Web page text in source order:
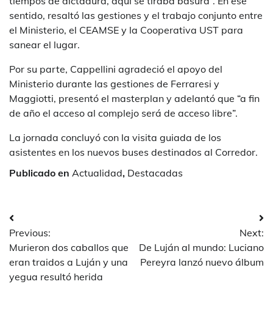
sentido, resaltó las gestiones y el trabajo conjunto entre
el Ministerio, el CEAMSE y la Cooperativa UST para
sanear el lugar.
Por su parte, Cappellini agradeció el apoyo del
Ministerio durante las gestiones de Ferraresi y
Maggiotti, presentó el masterplan y adelantó que “a fin
de año el acceso al complejo será de acceso libre”.
La jornada concluyó con la visita guiada de los
asistentes en los nuevos buses destinados al Corredor.
Publicado en Actualidad, Destacadas
Navegación
de
entradas
Previous:
Murieron dos caballos que
eran traidos a Luján y una
yegua resultó herida
Next:
De Luján al mundo: Luciano
Pereyra lanzó nuevo álbum